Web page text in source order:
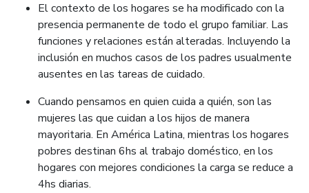
El contexto de los hogares se ha modificado con la
presencia permanente de todo el grupo familiar. Las
funciones y relaciones están alteradas. Incluyendo la
inclusión en muchos casos de los padres usualmente
ausentes en las tareas de cuidado.
Cuando pensamos en quien cuida a quién, son las
mujeres las que cuidan a los hijos de manera
mayoritaria. En América Latina, mientras los hogares
pobres destinan 6hs al trabajo doméstico, en los
hogares con mejores condiciones la carga se reduce a
4hs diarias.